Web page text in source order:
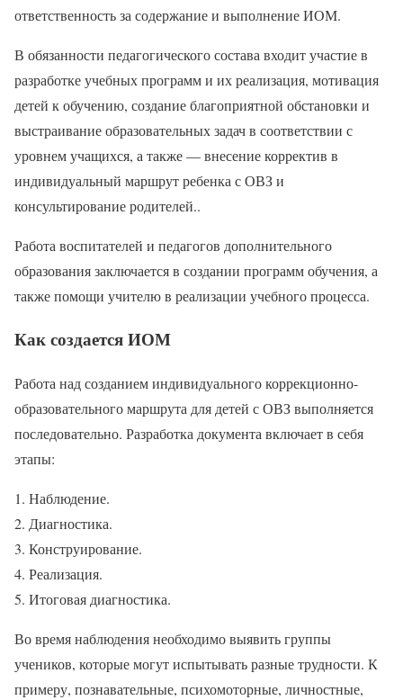
ответственность за содержание и выполнение ИОМ.
В обязанности педагогического состава входит участие в
разработке учебных программ и их реализация, мотивация
детей к обучению, создание благоприятной обстановки и
выстраивание образовательных задач в соответствии с
уровнем учащихся, а также — внесение корректив в
индивидуальный маршрут ребенка с ОВЗ и
консультирование родителей..
Работа воспитателей и педагогов дополнительного
образования заключается в создании программ обучения, а
также помощи учителю в реализации учебного процесса.
Как создается ИОМ
Работа над созданием индивидуального коррекционно-
образовательного маршрута для детей с ОВЗ выполняется
последовательно. Разработка документа включает в себя
этапы:
Наблюдение.
Диагностика.
Конструирование.
Реализация.
Итоговая диагностика.
Во время наблюдения необходимо выявить группы
учеников, которые могут испытывать разные трудности. К
примеру, познавательные, психомоторные, личностные,